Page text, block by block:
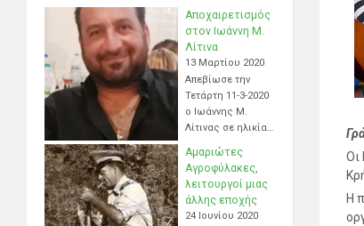
Οι
Η
Αποχαιρετισμός
στον Ιωάννη Μ.
Λίτινα
13 Μαρτίου 2020
Απεβίωσε την
Τετάρτη 11-3-2020
ο Ιωάννης Μ.
Λίτινας σε ηλικία…
Αμαριώτες
Αγροφύλακες,
λειτουργοί μιας
άλλης εποχής
24 Ιουνίου 2020